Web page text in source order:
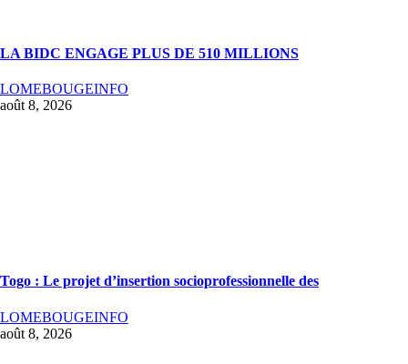
LA BIDC ENGAGE PLUS DE 510 MILLIONS
LOMEBOUGEINFO
août 8, 2026
Togo : Le projet d’insertion socioprofessionnelle des
LOMEBOUGEINFO
août 8, 2026